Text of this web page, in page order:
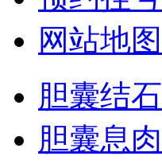
网站地图
胆囊结石
胆囊息肉